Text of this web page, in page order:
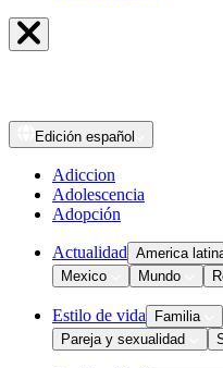
Edición español
Adiccion
Adolescencia
Adopción
Actualidad America
Mexico
Mundo
Estilo de vida Familia
Pareja y sexualidad